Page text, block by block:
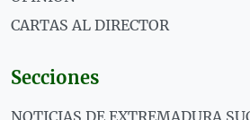
CARTAS AL DIRECTOR
Secciones
NOTICIAS DE EXTREMADURA